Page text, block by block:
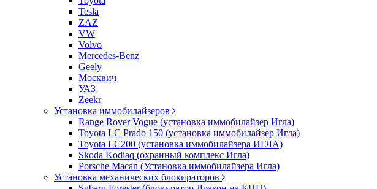
Tesla
ZAZ
VW
Volvo
Mercedes-Benz
Geely
Москвич
УАЗ
Zeekr
Установка иммобилайзеров
Range Rover Vogue (установка иммобилайзер Игла)
Toyota LC Prado 150 (установка иммобилайзер Игла)
Toyota LC200 (установка иммобилайзера ИГЛА)
Skoda Kodiaq (охранный комплекс Игла)
Porsche Macan (Установка иммобилайзера Игла)
Установка механических блокираторов